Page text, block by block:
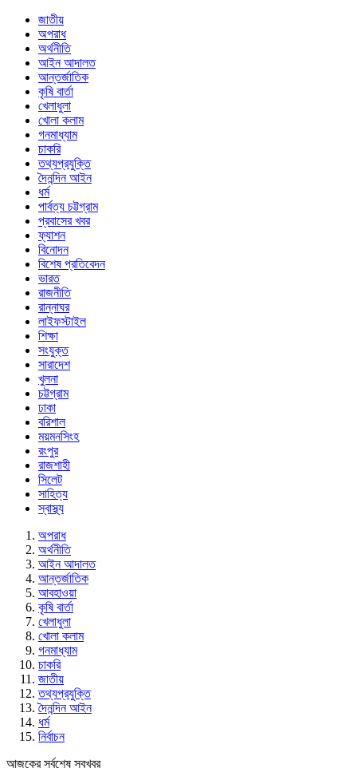
জাতীয়
অপরাধ
অর্থনীতি
আইন আদালত
আন্তর্জাতিক
কৃষি বার্তা
খেলাধুলা
খোলা কলাম
গনমাধ্যাম
চাকরি
তথ্যপ্রযুক্তি
দৈনন্দিন আইন
ধর্ম
পার্বত্য চট্টগ্রাম
প্রবাসের খবর
ফ্যাশন
বিনোদন
বিশেষ প্রতিবেদন
ভারত
রাজনীতি
রান্নাঘর
লাইফস্টাইল
শিক্ষা
সংযুক্ত
সারাদেশ
খুলনা
চট্টগ্রাম
ঢাকা
বরিশাল
ময়মনসিংহ
রংপুর
রাজশাহী
সিলেট
সাহিত্য
স্বাস্থ্য
অপরাধ
অর্থনীতি
আইন আদালত
আন্তর্জাতিক
আবহাওয়া
কৃষি বার্তা
খেলাধুলা
খোলা কলাম
গনমাধ্যাম
চাকরি
জাতীয়
তথ্যপ্রযুক্তি
দৈনন্দিন আইন
ধর্ম
নির্বাচন
আজকের সর্বশেষ সবখবর